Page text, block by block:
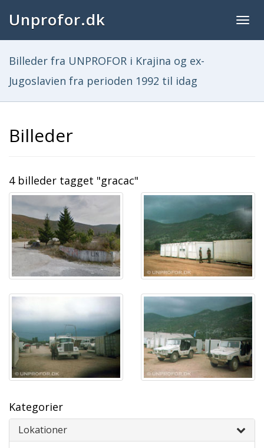
Unprofor.dk
Billeder fra UNPROFOR i Krajina og ex-
Jugoslavien fra perioden 1992 til idag
Billeder
4 billeder tagget "gracac"
Kategorier
Lokationer